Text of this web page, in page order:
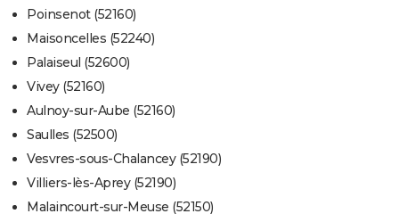
Poinsenot (52160)
Maisoncelles (52240)
Palaiseul (52600)
Vivey (52160)
Aulnoy-sur-Aube (52160)
Saulles (52500)
Vesvres-sous-Chalancey (52190)
Villiers-lès-Aprey (52190)
Malaincourt-sur-Meuse (52150)